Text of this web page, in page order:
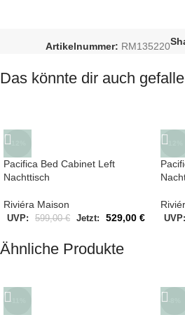
Artikelnummer: RM135220
Das könnte dir auch
-12%
Pacifica Bed Cabinet Left
Nachttisch
Riviéra Maison
UVP: 599,00€ Jetzt: 529,00 €
-12%
UVP:
Ähnliche Produkte
-11%